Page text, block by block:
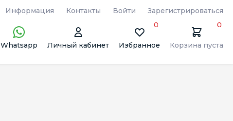
Информация Контакты Войти Зарегистрироваться
Whatsapp Личный кабинет Избранное
0
Корзина пуста
0